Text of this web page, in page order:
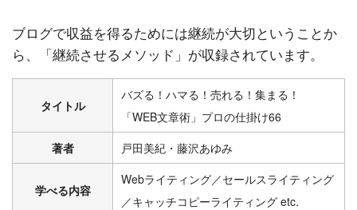
ブログで収益を得るためには継続が大切ということか
ら、「継続させるメソッド」が収録されています。
タイトル
バズる！ハマる！売れる！集まる！
「WEB文章術」プロの仕掛け66
著者
戸田美紀・藤沢あゆみ
学べる内容
Webライティング／セールスライティング
／キャッチコピーライティング etc.